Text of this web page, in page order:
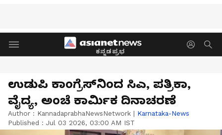
ಕನ್ನಡಪ್ರಭ
ಉಡುಪಿ ಕಾಂಗ್ರೆಸ್‌ನಿಂದ ಸಿಎ, ಪತ್ರಿಕಾ,
ವೈದ್ಯ, ಅಂಚೆ ಕಾರ್ಮಿಕ ದಿನಾಚರಣೆ
Author : KannadaprabhaNewsNetwork | Karnataka-News
Published : Jul 03 2026, 03:00 AM IST